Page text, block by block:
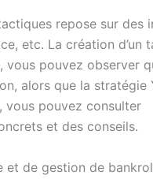
repose sur des
etc. La création d’un
pouvez observer
alors que la stratégie
vous pouvez consulter
et des conseils.
et de gestion de